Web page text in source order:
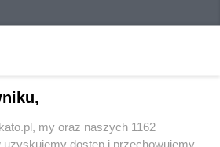
my oraz naszych 1162
uzyskujemy dostęp i przechowujemy